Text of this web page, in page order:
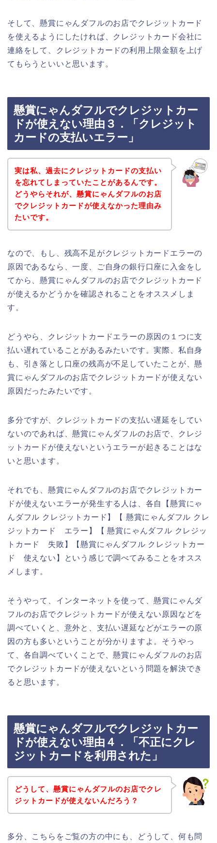
そして、懸賞にゃんダフルのお店でクレジットカード
を使えるようにしたければ、クレジットカード会社に
連絡をして、クレジットカードの利用上限金額を上げ
てもらうといいと思います。
懸賞にゃんダフルでクレジットカー
ドが使えない理由３．「クレジット
カードの支払いエラー」
実は私、過去にクレジットカードの支払い
を忘れてしまっていたことがあるんです。
どうやらそれが、懸賞にゃんダフルのお店
でクレジットカードが使えなかった理由み
たいです。
なので、もし、残高不足がクレジットカードエラーの
原因であるなら、一度、ご自身の銀行口座に入金をし
てから、懸賞にゃんダフルのお店でクレジットカード
が使えるかどうかを確認されることをオススメしま
す。
どうやら、クレジットカードエラーの原因の１つに支
払い遅れていることがあるみたいです。実際、私自身
も、引き落とし口座の残高が不足していたことが、懸
賞にゃんダフルのお店でクレジットカードが使えない
原因だったみたいです。
多分ですが、クレジットカードの支払い遅延をしてい
ないのであれば、懸賞にゃんダフルのお店で、クレジ
ットカードが使えないというエラーが起きることはな
いと思います。
それでも、懸賞にゃんダフルのお店でクレジットカー
ドが使えないエラーが発生する人は、各自【懸賞にゃ
んダフル クレジットカード】【 懸賞にゃんダフル クレ
ジットカード エラー】【 懸賞にゃんダフル クレジッ
トカード 失敗】【懸賞にゃんダフル クレジットカー
ド 使えない】という感じで調べてみることをオスス
メします。
そうやって、インターネットを使って、懸賞にゃんダ
フルのお店でクレジットカードが使えない原因などを
調べていくと、意外と、支払い遅延などがエラーの原
因の方も多いということが分かりますよ。そうやっ
て、各自調べていくことで、懸賞にゃんダフルのお店
でクレジットカードが使えないという問題を解決でき
ると思います。
懸賞にゃんダフルでクレジットカー
ドが使えない理由４．「不正にクレ
ジットカードを利用された」
どうして、懸賞にゃんダフルのお店でクレ
ジットカードが使えないんだろう？
多分、こちらをご覧の方の中にも、どうして、何も問